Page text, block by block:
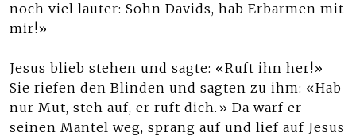
noch viel lauter: Sohn Davids, hab Erbarmen mit
mir!»
Jesus blieb stehen und sagte: «Ruft ihn her!»
Sie riefen den Blinden und sagten zu ihm: «Hab
nur Mut, steh auf, er ruft dich.» Da warf er
seinen Mantel weg, sprang auf und lief auf Jesus